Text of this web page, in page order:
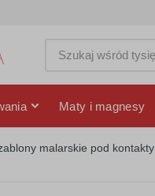
Maty i magnesy
malarskie pod kontakty